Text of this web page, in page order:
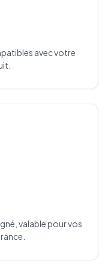
avec votre
valable pour vos